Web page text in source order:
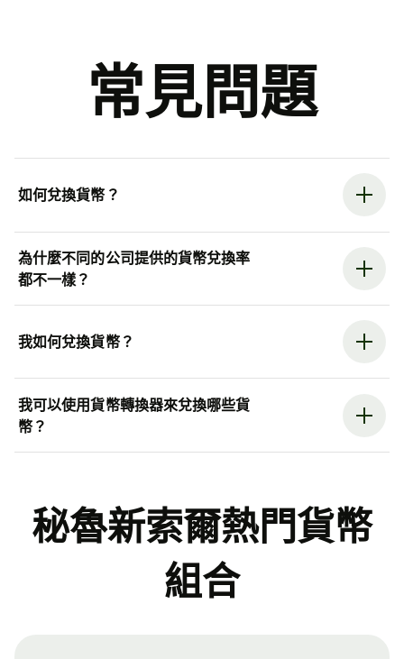
常見問題
如何兌換貨幣？
為什麼不同的公司提供的貨幣兌換率
都不一樣？
我如何兌換貨幣？
我可以使用貨幣轉換器來兌換哪些貨
幣？
秘魯新索爾熱門貨幣
組合